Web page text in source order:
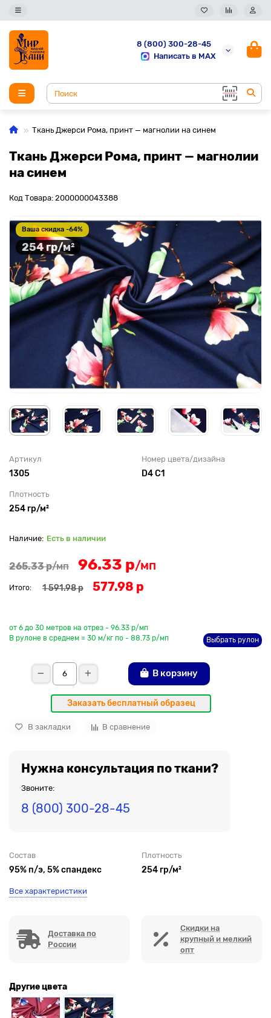
8 (800) 300-28-45
Написать в MAX
Ткань Джерси Рома, принт — магнолии на синем
Ткань Джерси Рома, принт — магнолии
на синем
Код Товара: 2000000043388
Ваша скидка -64%
254 гр/м²
Артикул
1305
Номер цвета/дизайна
D4 C1
Плотность
254 гр/м²
Есть в наличии
265.33 р/мп 96.33 р/мп
Итого: 1 591.98 р 577.98 р
от 6 до 30 метров на отрез - 96.33 р/мп
В рулоне в среднем = 30 м/кг по - 88.73 р/мп
Выбрать рулон
В корзину
Заказать бесплатный образец
В закладки В сравнение
Нужна консультация по ткани?
Звоните:
8 (800) 300-28-45
Состав
95% п/э, 5% спандекс
Плотность
254 гр/м²
Все характеристики
Доставка по
России
Скидки на
крупный и мелкий
опт
Другие цвета